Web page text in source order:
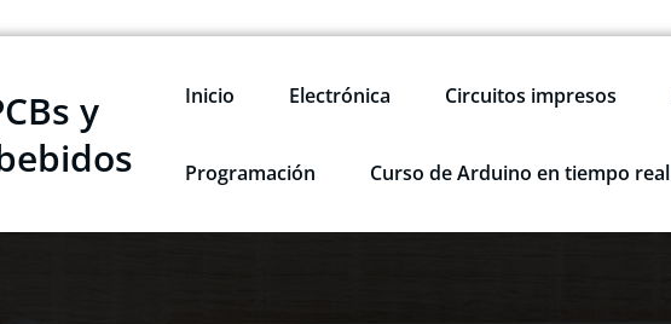
y
Inicio Electrónica Circuitos impresos
Programación Curso de Arduino en tiempo real